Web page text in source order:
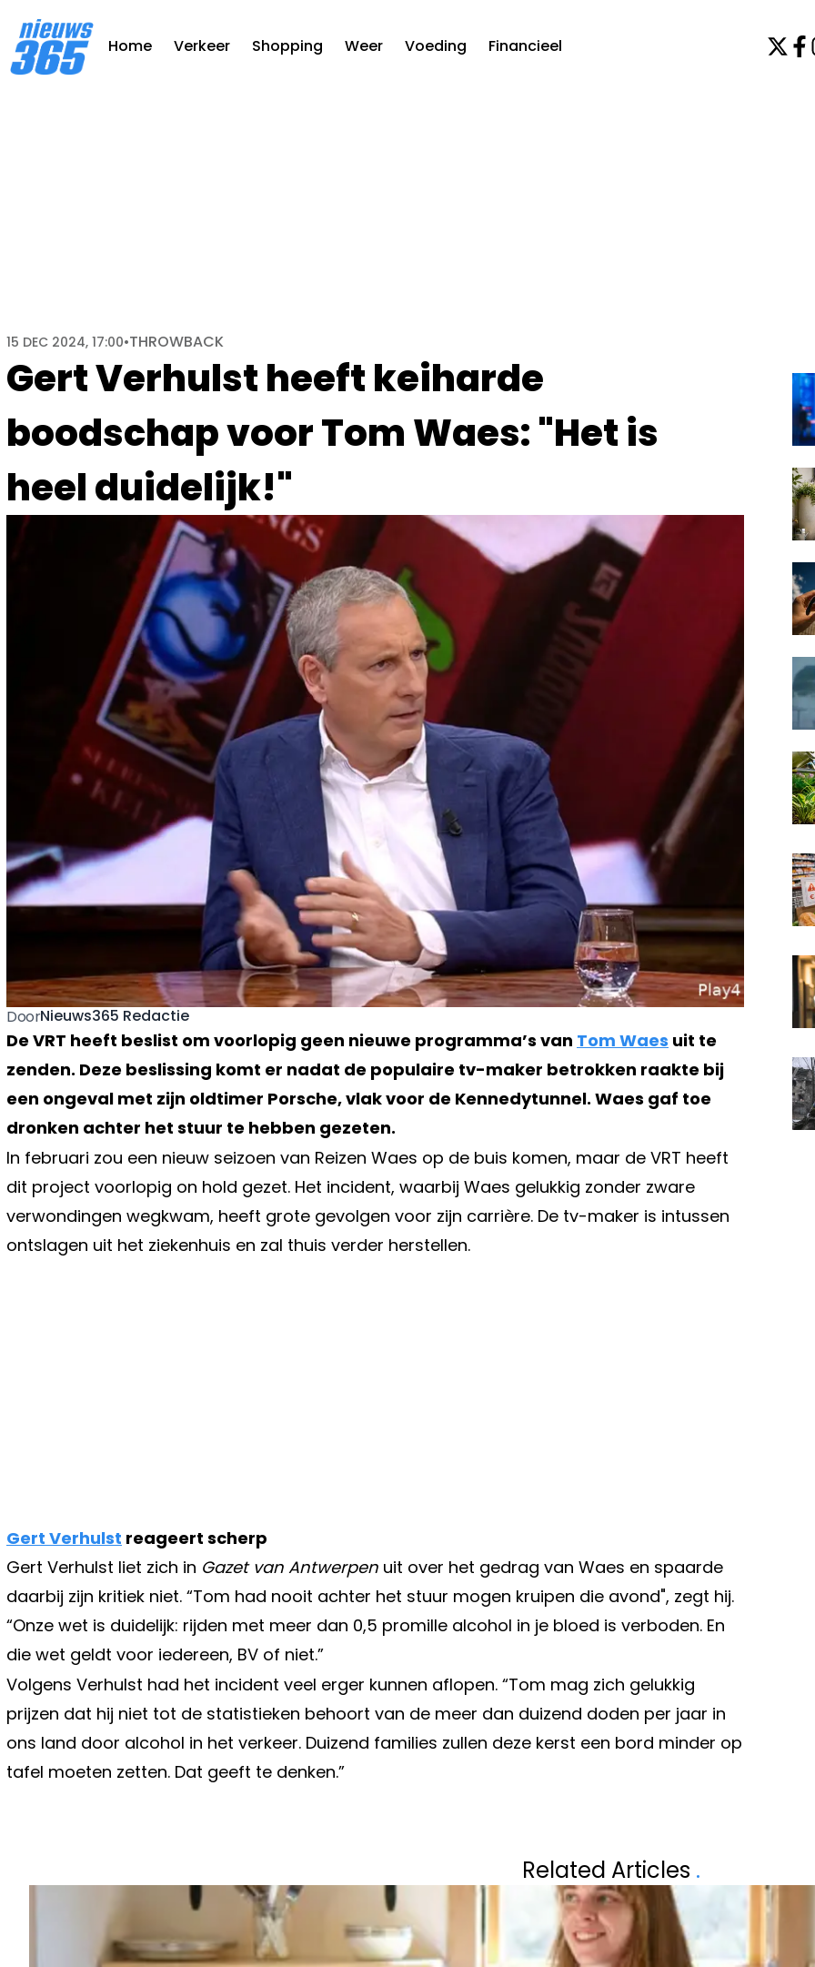
Home Verkeer Shopping Weer Voeding Financieel
Gert Verhulst heeft keiharde
boodschap voor Tom Waes: "Het is
heel duidelijk!"
15 DEC 2024, 17:00•THROWBACK
DoorNieuws365 Redactie
De VRT heeft beslist om voorlopig geen nieuwe programma’s van Tom Waes uit te
zenden. Deze beslissing komt er nadat de populaire tv-maker betrokken raakte bij
een ongeval met zijn oldtimer Porsche, vlak voor de Kennedytunnel. Waes gaf toe
dronken achter het stuur te hebben gezeten.
In februari zou een nieuw seizoen van Reizen Waes op de buis komen, maar de VRT heeft
dit project voorlopig on hold gezet. Het incident, waarbij Waes gelukkig zonder zware
verwondingen wegkwam, heeft grote gevolgen voor zijn carrière. De tv-maker is intussen
ontslagen uit het ziekenhuis en zal thuis verder herstellen.
Gert Verhulst reageert scherp
Gert Verhulst liet zich in Gazet van Antwerpen uit over het gedrag van Waes en spaarde
daarbij zijn kritiek niet. “Tom had nooit achter het stuur mogen kruipen die avond", zegt hij.
“Onze wet is duidelijk: rijden met meer dan 0,5 promille alcohol in je bloed is verboden. En
die wet geldt voor iedereen, BV of niet.”
Volgens Verhulst had het incident veel erger kunnen aflopen. “Tom mag zich gelukkig
prijzen dat hij niet tot de statistieken behoort van de meer dan duizend doden per jaar in
ons land door alcohol in het verkeer. Duizend families zullen deze kerst een bord minder op
tafel moeten zetten. Dat geeft te denken.”
ANDERE MAN"
RUBEN VAN
HEISA NU
Related Articles .